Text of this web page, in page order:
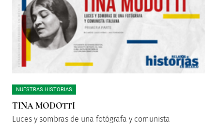
NUESTRAS HISTORIAS
TINA MODOTTI
Luces y sombras de una fotógrafa y comunista